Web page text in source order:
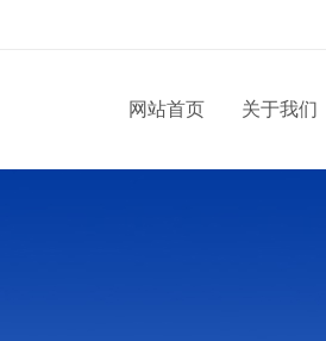
网站首页 关于我们